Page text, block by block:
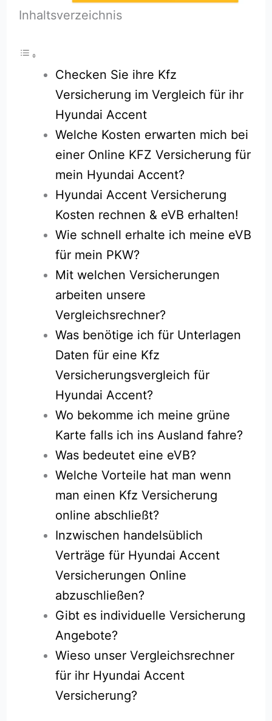
Inhaltsverzeichnis
Checken Sie ihre Kfz
Versicherung im Vergleich für ihr
Hyundai Accent
Welche Kosten erwarten mich bei
einer Online KFZ Versicherung für
mein Hyundai Accent?
Hyundai Accent Versicherung
Kosten rechnen & eVB erhalten!
Wie schnell erhalte ich meine eVB
für mein PKW?
Mit welchen Versicherungen
arbeiten unsere
Vergleichsrechner?
Was benötige ich für Unterlagen
Daten für eine Kfz
Versicherungsvergleich für
Hyundai Accent?
Wo bekomme ich meine grüne
Karte falls ich ins Ausland fahre?
Was bedeutet eine eVB?
Welche Vorteile hat man wenn
man einen Kfz Versicherung
online abschließt?
Inzwischen handelsüblich
Verträge für Hyundai Accent
Versicherungen Online
abzuschließen?
Gibt es individuelle Versicherung
Angebote?
Wieso unser Vergleichsrechner
für ihr Hyundai Accent
Versicherung?